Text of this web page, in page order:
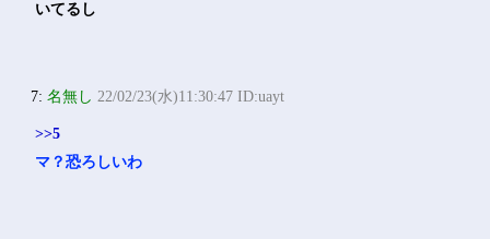
いてるし
7:名無し 22/02/23(水)11:30:47 ID:uayt
>>5
マ？恐ろしいわ